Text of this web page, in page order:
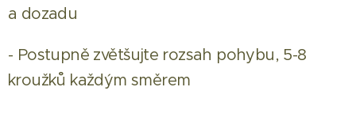
a dozadu
- Postupně zvětšujte rozsah pohybu, 5-8
kroužků každým směrem